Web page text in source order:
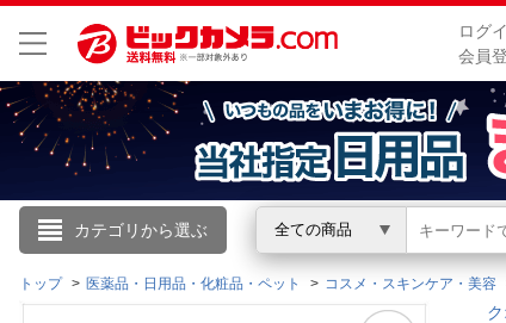
ログ
会員
カテゴリから選ぶ 全ての商品
こんにちは
ログイン
トップ 医薬品・日用品・化粧品・ペット コスメ・スキンケア・美容